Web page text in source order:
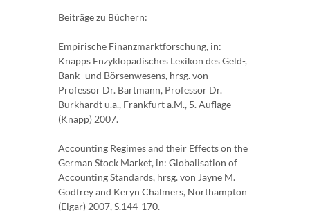
Beiträge zu Büchern:
Empirische Finanzmarktforschung, in:
Knapps Enzyklopädisches Lexikon des Geld-,
Bank- und Börsenwesens, hrsg. von
Professor Dr. Bartmann, Professor Dr.
Burkhardt u.a., Frankfurt a.M., 5. Auflage
(Knapp) 2007.
Accounting Regimes and their Effects on the
German Stock Market, in: Globalisation of
Accounting Standards, hrsg. von Jayne M.
Godfrey and Keryn Chalmers, Northampton
(Elgar) 2007, S.144-170.